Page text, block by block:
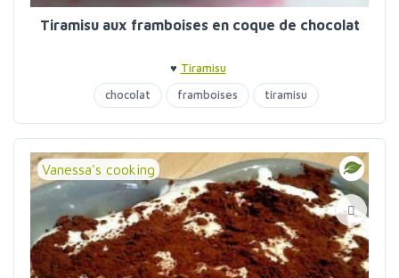
Tiramisu aux framboises en coque de chocolat
♥ Tiramisu
chocolat
framboises tiramisu
Vanessa's cooking